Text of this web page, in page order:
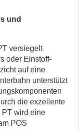
und
versiegelt
oder Einstoff-
auf eine
unterstützt
die exzellente
PT wird eine
POS